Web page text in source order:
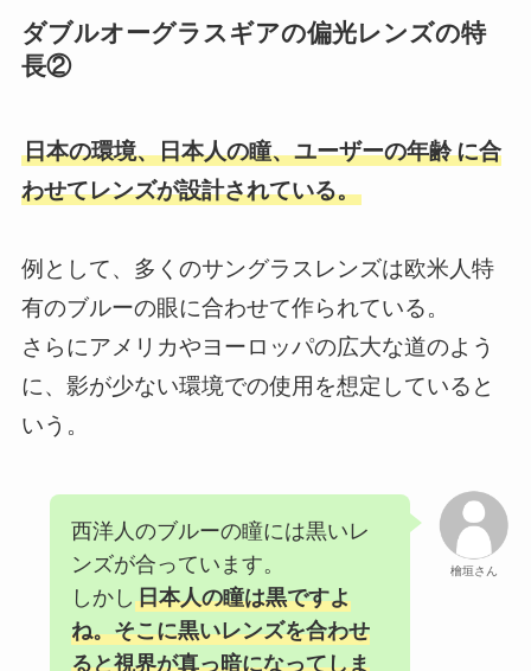
ダブルオーグラスギアの偏光レンズの特
長②
日本の環境、日本人の瞳、ユーザーの年齢に合
わせてレンズが設計されている。
例として、多くのサングラスレンズは欧米人特
有のブルーの眼に合わせて作られている。
さらにアメリカやヨーロッパの広大な道のよう
に、影が少ない環境での使用を想定していると
いう。
檜垣さん
西洋人のブルーの瞳には黒いレ
ンズが合っています。
しかし 日本人の瞳は黒ですよ
ね。そこに黒いレンズを合わせ
ると視界が真っ暗になってしま